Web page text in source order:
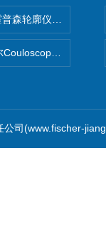
森轮廓仪|TAYLOR
Couloscope CMS2电
司(www.fischer-